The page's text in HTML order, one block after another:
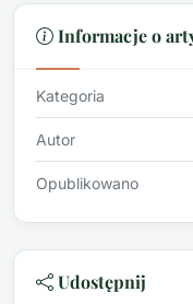
Informacje o
Kategoria
Autor
Opublikowano
Udostępnij